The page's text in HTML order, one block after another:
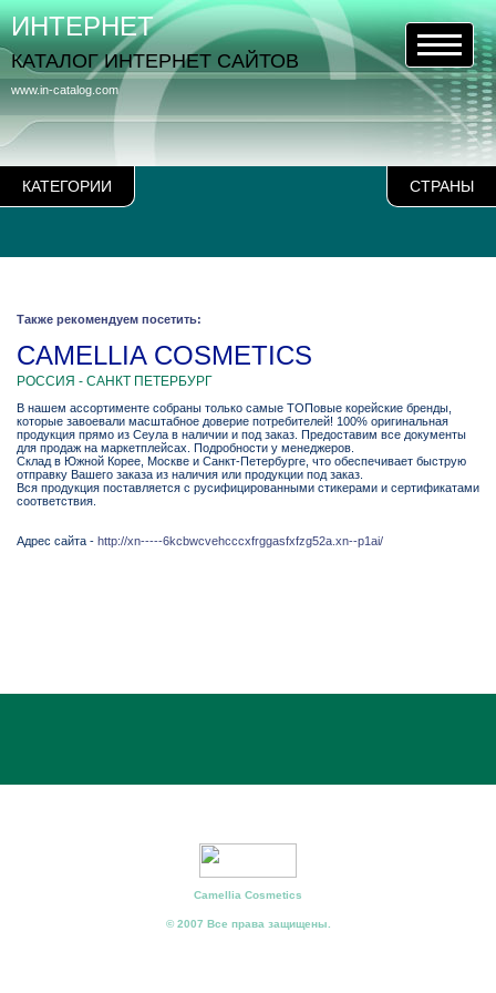
КАТЕГОРИИ СТРАНЫ
www.in-catalog.com
ИНТЕРНЕТ
КАТАЛОГ ИНТЕРНЕТ САЙТОВ
Также рекомендуем посетить:
CAMELLIA COSMETICS
РОССИЯ - САНКТ ПЕТЕРБУРГ
В нашем ассортименте собраны только самые ТОПовые корейские бренды,
которые завоевали масштабное доверие потребителей! 100% оригинальная
продукция прямо из Сеула в наличии и под заказ. Предоставим все документы
для продаж на маркетплейсах. Подробности у менеджеров.
Склад в Южной Корее, Москве и Санкт-Петербурге, что обеспечивает быструю
отправку Вашего заказа из наличия или продукции под заказ.
Вся продукция поставляется с русифицированными стикерами и сертификатами
соответствия.
Адрес сайта - http://xn-----6kcbwcvehcccxfrggasfxfzg52a.xn--p1ai/
Camellia Cosmetics
© 2007 Все права защищены.